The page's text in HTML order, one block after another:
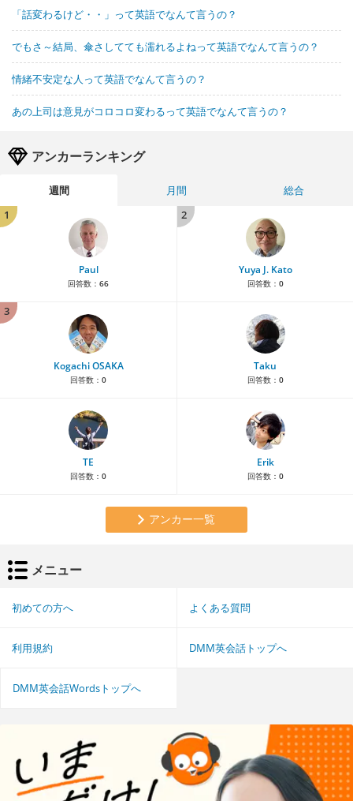
「話変わるけど・・」って英語でなんて言うの？
でもさ～結局、傘さしてても濡れるよねって英語でなんて言うの？
情緒不安定な人って英語でなんて言うの？
あの上司は意見がコロコロ変わるって英語でなんて言うの？
アンカーランキング
週間 月間
総合
1
Paul
回答数： 66
2
Yuya J. Kato
回答数： 0
3
Kogachi OSAKA
回答数： 0
Taku
回答数： 0
TE
回答数： 0
Erik
回答数： 0
アンカー一覧
メニュー
初めての方へ よくある質問
利用規約 DMM英会話トップへ
DMM英会話Wordsトップへ